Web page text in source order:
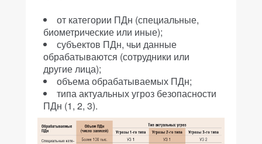
от категории ПДн (специальные,
биометрические или иные);
субъектов ПДн, чьи данные
обрабатываются (сотрудники или
другие лица);
объема обрабатываемых ПДн;
типа актуальных угроз безопасности
ПДн (1, 2, 3).